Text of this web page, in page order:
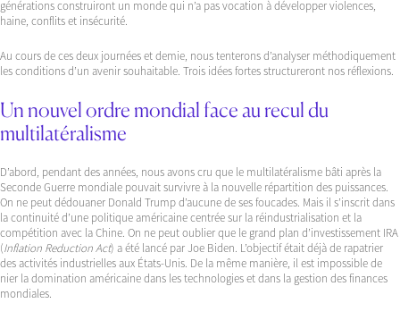
générations construiront un monde qui n’a pas vocation à développer violences,
haine, conflits et insécurité.
Au cours de ces deux journées et demie, nous tenterons d’analyser méthodiquement
les conditions d’un avenir souhaitable. Trois idées fortes structureront nos réflexions.
Un nouvel ordre mondial face au recul du
multilatéralisme
D’abord, pendant des années, nous avons cru que le multilatéralisme bâti après la
Seconde Guerre mondiale pouvait survivre à la nouvelle répartition des puissances.
On ne peut dédouaner Donald Trump d’aucune de ses foucades. Mais il s’inscrit dans
la continuité d’une politique américaine centrée sur la réindustrialisation et la
compétition avec la Chine. On ne peut oublier que le grand plan d’investissement IRA
(Inflation Reduction Act) a été lancé par Joe Biden. L’objectif était déjà de rapatrier
des activités industrielles aux États-Unis. De la même manière, il est impossible de
nier la domination américaine dans les technologies et dans la gestion des finances
mondiales.